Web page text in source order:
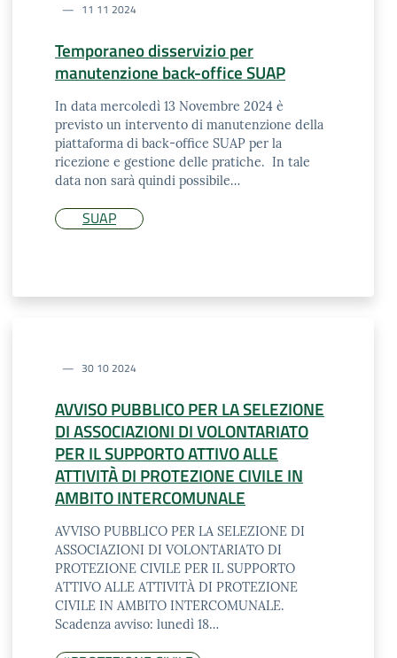
11 11 2024
Temporaneo disservizio per
manutenzione back-office SUAP
In data mercoledì 13 Novembre 2024 è
previsto un intervento di manutenzione della
piattaforma di back-office SUAP per la
ricezione e gestione delle pratiche. In tale
data non sarà quindi possibile…
SUAP
30 10 2024
AVVISO PUBBLICO PER LA SELEZIONE
DI ASSOCIAZIONI DI VOLONTARIATO
PER IL SUPPORTO ATTIVO ALLE
ATTIVITÀ DI PROTEZIONE CIVILE IN
AMBITO INTERCOMUNALE
AVVISO PUBBLICO PER LA SELEZIONE DI
ASSOCIAZIONI DI VOLONTARIATO DI
PROTEZIONE CIVILE PER IL SUPPORTO
ATTIVO ALLE ATTIVITÀ DI PROTEZIONE
CIVILE IN AMBITO INTERCOMUNALE.
Scadenza avviso: lunedì 18…